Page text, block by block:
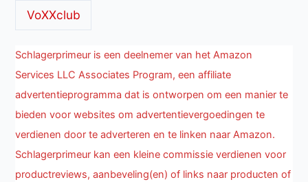
VoXXclub
Schlagerprimeur is een deelnemer van het Amazon
Services LLC Associates Program, een affiliate
advertentieprogramma dat is ontworpen om een manier te
bieden voor websites om advertentievergoedingen te
verdienen door te adverteren en te linken naar Amazon.
Schlagerprimeur kan een kleine commissie verdienen voor
productreviews, aanbeveling(en) of links naar producten of